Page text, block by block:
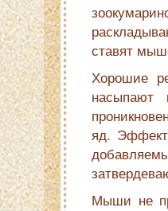
ставят
Хорошие
насыпают
яд.
Мыши не